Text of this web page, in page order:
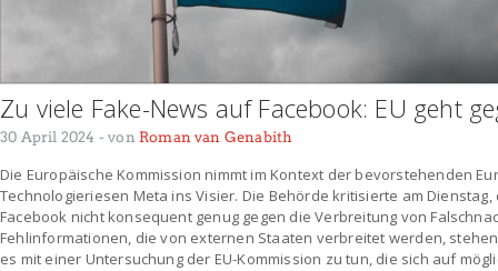
Zu viele Fake-News auf Facebook: EU geht
30 April 2024 - von Roman van Genabith
Die Europäische Kommission nimmt im Kontext der bevorstehenden
Technologieriesen Meta ins Visier. Die Behörde kritisierte am
Facebook nicht konsequent genug gegen die Verbreitung von
Fehlinformationen, die von externen Staaten verbreitet werden,
es mit einer Untersuchung der EU-Kommission zu tun, die sich auf